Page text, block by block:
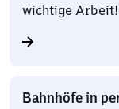
wichtige Arbeit!
Bahnhöfe in